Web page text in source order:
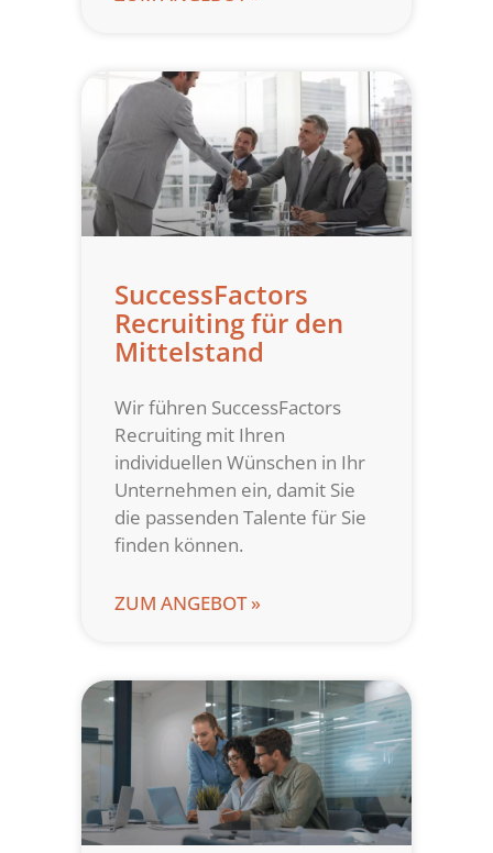
SuccessFactors
Recruiting für den
Mittelstand
Wir führen SuccessFactors
Recruiting mit Ihren
individuellen Wünschen in Ihr
Unternehmen ein, damit Sie
die passenden Talente für Sie
finden können.
ZUM ANGEBOT »